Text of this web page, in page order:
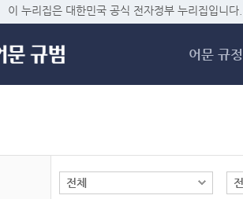
메
이 누리집은 대한민국 공식 전자정부 누리집입니다.
어문 규정